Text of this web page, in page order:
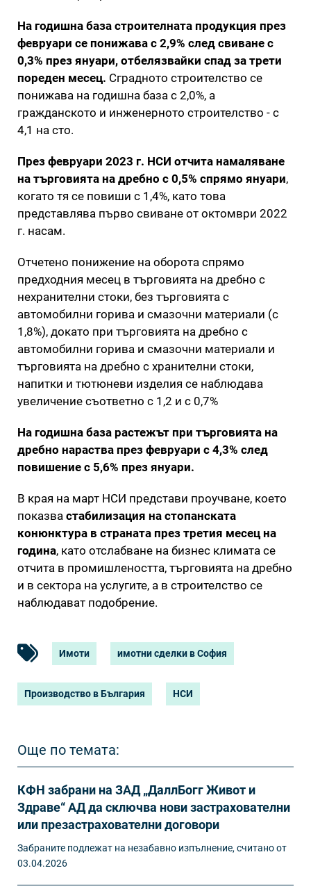
На годишна база строителната продукция през
февруари се понижава с 2,9% след свиване с
0,3% през януари, отбелязвайки спад за трети
пореден месец. Сградното строителство се
понижава на годишна база с 2,0%, а
гражданското и инженерното строителство - с
4,1 на сто.
През февруари 2023 г. НСИ отчита намаляване
на търговията на дребно с 0,5% спрямо януари,
когато тя се повиши с 1,4%, като това
представлява първо свиване от октомври 2022
г. насам.
Отчетено понижение на оборота спрямо
предходния месец в търговията на дребно с
нехранителни стоки, без търговията с
автомобилни горива и смазочни материали (с
1,8%), докато при търговията на дребно с
автомобилни горива и смазочни материали и
търговията на дребно с хранителни стоки,
напитки и тютюневи изделия се наблюдава
увеличение съответно с 1,2 и с 0,7%
На годишна база растежът при търговията на
дребно нараства през февруари с 4,3% след
повишение с 5,6% през януари.
В края на март НСИ представи проучване, което
показва стабилизация на стопанската
конюнктура в страната през третия месец на
година, като отслабване на бизнес климата се
отчита в промишлеността, търговията на дребно
и в сектора на услугите, а в строителство се
наблюдават подобрение.
Имоти имотни сделки в София
Производство в България НСИ
Още по темата:
КФН забрани на ЗАД „ДаллБогг Живот и
Здраве“ АД да сключва нови застрахователни
или презастрахователни договори
Забраните подлежат на незабавно изпълнение, считано от
03.04.2026